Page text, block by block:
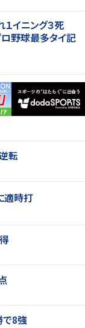
１イニング３死
野球最多タイ記
転
適時打
8強